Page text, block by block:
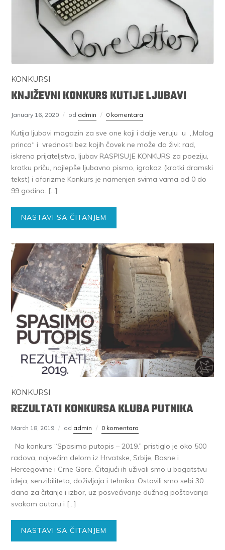
KONKURSI
KNJIŽEVNI KONKURS KUTIJE LJUBAVI
January 16, 2020 od admin 0 komentara
Kutija ljubavi magazin za sve one koji i dalje veruju u „Malog
princa“ i vrednosti bez kojih čovek ne može da živi: rad,
iskreno prijateljstvo, ljubav RASPISUJE KONKURS za poeziju,
kratku priču, najlepše ljubavno pismo, igrokaz (kratki dramski
tekst) i aforizme Konkurs je namenjen svima vama od 0 do
99 godina. […]
NASTAVI SA ČITANJEM
KONKURSI
REZULTATI KONKURSA KLUBA PUTNIKA
March 18, 2019 od admin 0 komentara
Na konkurs “Spasimo putopis – 2019.” pristiglo je oko 500
radova, najvećim delom iz Hrvatske, Srbije, Bosne i
Hercegovine i Crne Gore. Čitajući ih uživali smo u bogatstvu
ideja, senzibiliteta, doživljaja i tehnika. Ostavili smo sebi 30
dana za čitanje i izbor, uz posvećivanje dužnog poštovanja
svakom autoru i […]
NASTAVI SA ČITANJEM